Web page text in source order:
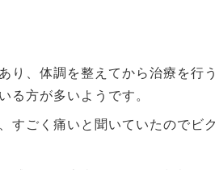
り、体調を整えてから治療を行
る方が多いようです。
すごく痛いと聞いていたのでビ